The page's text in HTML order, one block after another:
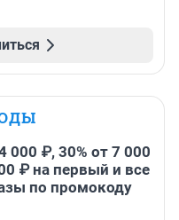
000 ₽, 30% от 7 000
₽ на первый и все
по промокоду